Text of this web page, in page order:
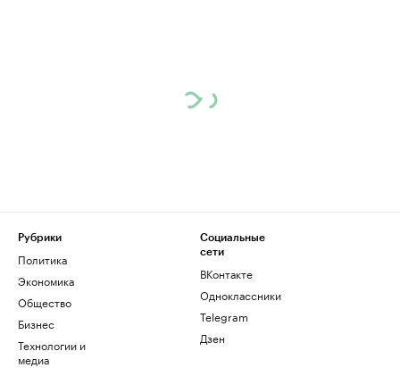
Рубрики
Политика
Экономика
Общество
Бизнес
Технологии и
медиа
Социальные
сети
ВКонтакте
Одноклассники
Telegram
Дзен